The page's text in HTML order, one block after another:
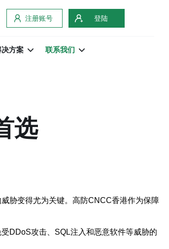
注册账号 登陆
决方案 联系我们
选
胁变得尤为关键。高防CNCC香港作为保障
DDoS攻击、SQL注入和恶意软件等威胁的